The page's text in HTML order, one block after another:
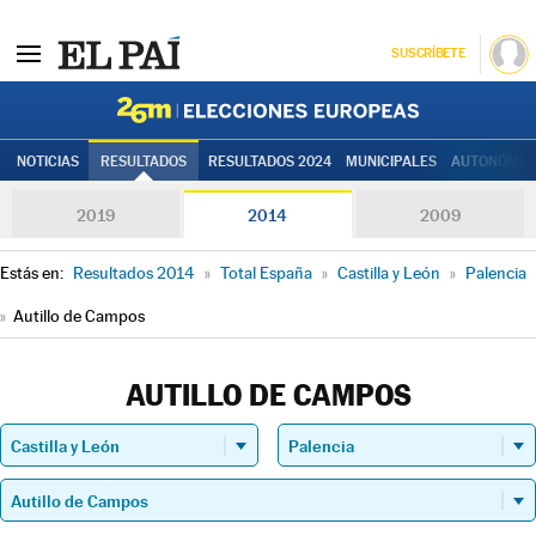
SUSCRÍBETE
NOTICIAS RESULTADOS RESULTADOS 2024 MUNICIPALES
2019 2014 2009
Estás en: Resultados 2014 » Total España » Castilla y León » Palencia
» Autillo de Campos
AUTILLO DE CAMPOS